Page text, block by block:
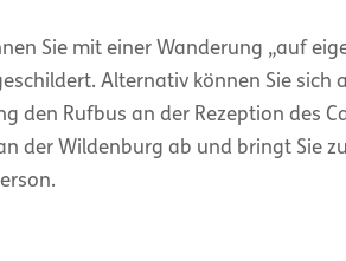
Sie mit einer Wanderung „auf
Alternativ können Sie sich
den Rufbus an der Rezeption des
der Wildenburg ab und bringt Sie